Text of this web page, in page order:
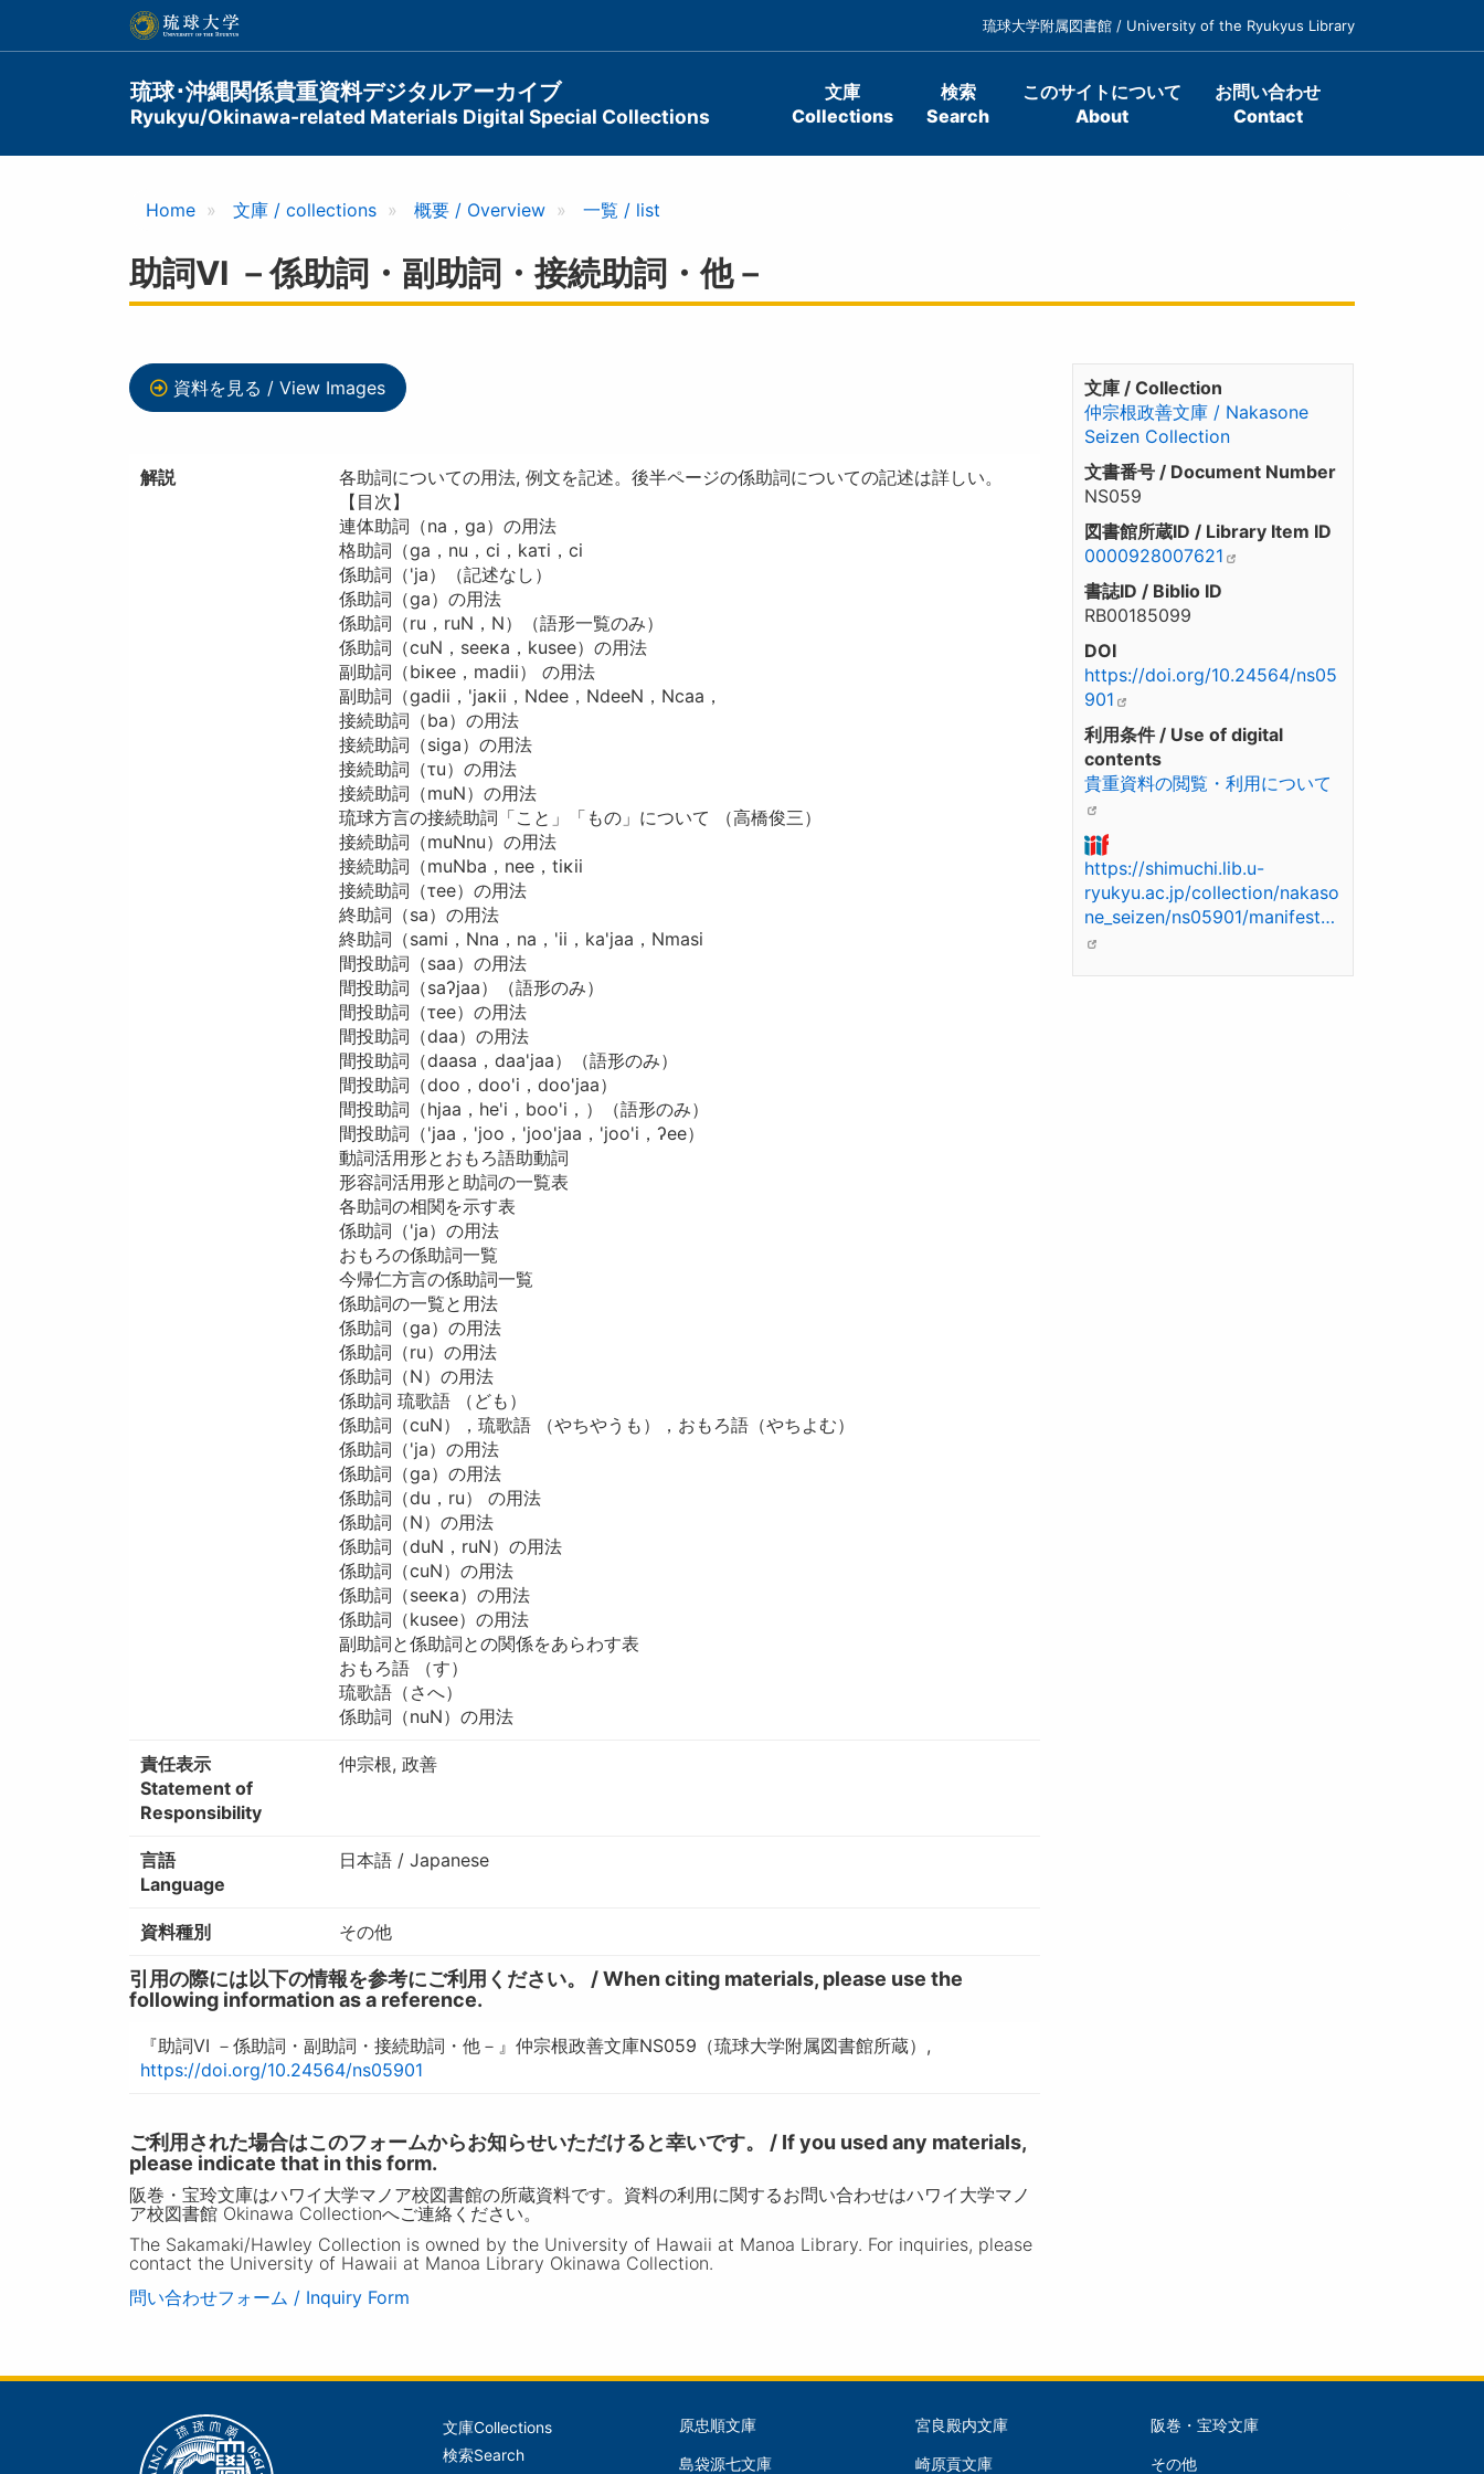
ン
琉球大学附属図書館 / University of the Ryukyus Library
琉球･沖縄関係貴重資料デジタルアーカイブ
Ryukyu/Okinawa-related Materials Digital Special Collections
Main
navigation
文庫
Collections
検索
Search
このサイトについて
About
お問い合わせ
Contact
Home 文庫 / collections 概要 / Overview 一覧 / list
助詞VI －係助詞・副助詞・接続助詞・他－
資料を見る / View Images
解説
各助詞についての用法, 例文を記述。後半ページの係助詞についての記述は詳しい。
【目次】
連体助詞（na，ga）の用法
格助詞（ga，nu，ci，kaτi，ci
係助詞（'ja）（記述なし）
係助詞（ga）の用法
係助詞（ru，ruN，N）（語形一覧のみ）
係助詞（cuN，seeκa，kusee）の用法
副助詞（biκee，madii） の用法
副助詞（gadii，'jaκii，Ndee，NdeeN，Ncaa，
接続助詞（ba）の用法
接続助詞（siga）の用法
接続助詞（τu）の用法
接続助詞（muN）の用法
琉球方言の接続助詞「こと」「もの」について （高橋俊三）
接続助詞（muNnu）の用法
接続助詞（muNba，nee，tiκii
接続助詞（τee）の用法
終助詞（sa）の用法
終助詞（sami，Nna，na，'ii，ka'jaa，Nmasi
間投助詞（saa）の用法
間投助詞（saʔjaa）（語形のみ）
間投助詞（τee）の用法
間投助詞（daa）の用法
間投助詞（daasa，daa'jaa）（語形のみ）
間投助詞（doo，doo'i，doo'jaa）
間投助詞（hjaa，he'i，boo'i，）（語形のみ）
間投助詞（'jaa，'joo，'joo'jaa，'joo'i，ʔee）
動詞活用形とおもろ語助動詞
形容詞活用形と助詞の一覧表
各助詞の相関を示す表
係助詞（'ja）の用法
おもろの係助詞一覧
今帰仁方言の係助詞一覧
係助詞の一覧と用法
係助詞（ga）の用法
係助詞（ru）の用法
係助詞（N）の用法
係助詞 琉歌語 （ども）
係助詞（cuN），琉歌語 （やちやうも），おもろ語（やちよむ）
係助詞（'ja）の用法
係助詞（ga）の用法
係助詞（du，ru） の用法
係助詞（N）の用法
係助詞（duN，ruN）の用法
係助詞（cuN）の用法
係助詞（seeκa）の用法
係助詞（kusee）の用法
副助詞と係助詞との関係をあらわす表
おもろ語 （す）
琉歌語（さへ）
係助詞（nuN）の用法
責任表示
Statement of
Responsibility
仲宗根, 政善
言語
Language
日本語 / Japanese
資料種別 その他
引用の際には以下の情報を参考にご利用ください。 / When citing materials, please use the
following information as a reference.
『助詞VI －係助詞・副助詞・接続助詞・他－』仲宗根政善文庫NS059（琉球大学附属図書館所蔵）,
https://doi.org/10.24564/ns05901
ご利用された場合はこのフォームからお知らせいただけると幸いです。 / If you used any materials,
please indicate that in this form.
阪巻・宝玲文庫はハワイ大学マノア校図書館の所蔵資料です。資料の利用に関するお問い合わせはハワイ大学マノ
ア校図書館 Okinawa Collectionへご連絡ください。
The Sakamaki/Hawley Collection is owned by the University of Hawaii at Manoa Library. For inquiries, please
contact the University of Hawaii at Manoa Library Okinawa Collection.
問い合わせフォーム / Inquiry Form
文庫 / Collection
仲宗根政善文庫 / Nakasone
Seizen Collection
文書番号 / Document Number
NS059
図書館所蔵ID / Library Item ID
0000928007621
書誌ID / Biblio ID
RB00185099
DOI
https://doi.org/10.24564/ns05
901
利用条件 / Use of digital
contents
貴重資料の閲覧・利用について
https://shimuchi.lib.u-
ryukyu.ac.jp/collection/nakaso
ne_seizen/ns05901/manifest…
メ
文庫Collections
検索Search
文
原忠順文庫
島袋源七文庫
文
宮良殿内文庫
崎原貢文庫
文
阪巻・宝玲文庫
その他